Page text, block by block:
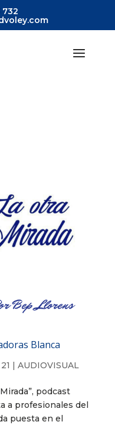
732
Blanca
AUDIOVISUAL
podcast
a profesionales del
puesta en el